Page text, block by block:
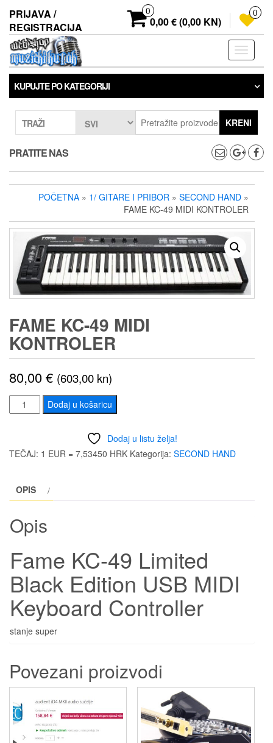
sadržaj
PRIJAVA /
REGISTRACIJA
0
0,00 € (0,00 KN)
0
KUPUJTE PO KATEGORIJI
TRAŽI KRENI
PRATITE NAS
POČETNA » 1/ GITARE I PRIBOR » SECOND HAND »
FAME KC-49 MIDI KONTROLER
FAME KC-49 MIDI
KONTROLER
80,00€ (603,00 kn)
Fame
KC-
MIDI
Dodaj u košaricu
Dodaj u listu želja!
TEČAJ: 1 EUR = 7,53450 HRK Kategorija: SECOND HAND
OPIS
Opis
Fame KC-49 Limited
Black Edition USB MIDI
Keyboard Controller
stanje super
Povezani proizvodi